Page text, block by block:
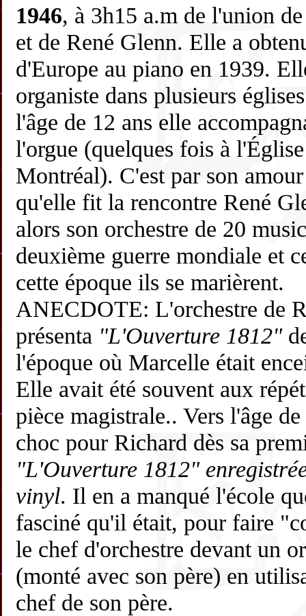
1946, à 3h15 a.m de l'union
et de René Glenn. Elle a
d'Europe au piano en 1939.
organiste dans plusieurs
l'âge de 12 ans elle
l'orgue (quelques fois à
Montréal). C'est par son
qu'elle fit la rencontre René
alors son orchestre de 20
deuxième guerre mondiale et
cette époque ils se marièrent.
ANECDOTE: L'orchestre de
présenta "L'Ouverture 1812"
l'époque où Marcelle était
Elle avait été souvent aux
pièce magistrale.. Vers l'âge
choc pour Richard dès sa
"L'Ouverture 1812"
vinyl. Il en a manqué l'école
fasciné qu'il était, pour faire
le chef d'orchestre devant un
(monté avec son père) en
chef de son père.